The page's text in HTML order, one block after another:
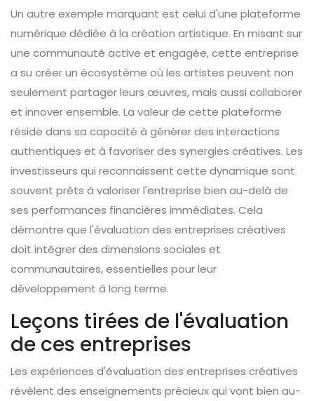
Un autre exemple marquant est celui d'une plateforme
numérique dédiée à la création artistique. En misant sur
une communauté active et engagée, cette entreprise
a su créer un écosystème où les artistes peuvent non
seulement partager leurs œuvres, mais aussi collaborer
et innover ensemble. La valeur de cette plateforme
réside dans sa capacité à générer des interactions
authentiques et à favoriser des synergies créatives. Les
investisseurs qui reconnaissent cette dynamique sont
souvent prêts à valoriser l'entreprise bien au-delà de
ses performances financières immédiates. Cela
démontre que l'évaluation des entreprises créatives
doit intégrer des dimensions sociales et
communautaires, essentielles pour leur
développement à long terme.
Leçons tirées de l'évaluation
de ces entreprises
Les expériences d'évaluation des entreprises créatives
révèlent des enseignements précieux qui vont bien au-